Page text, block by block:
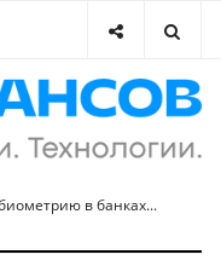
в банках...